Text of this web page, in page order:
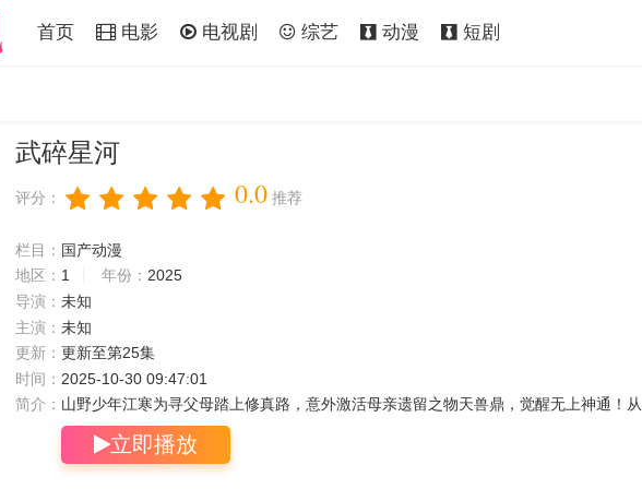
首页 电影 电视剧 综艺 动漫 短剧
武碎星河
评分： 0.0 推荐
栏目： 国产动漫
地区： 1 年份： 2025
导演： 未知
主演： 未知
更新： 更新至第25集
时间： 2025-10-30 09:47:01
简介： 山野少年江寒为寻父母踏上修真路，意外激活母亲遗留之物天兽鼎，觉醒无上神通！从
立即播放